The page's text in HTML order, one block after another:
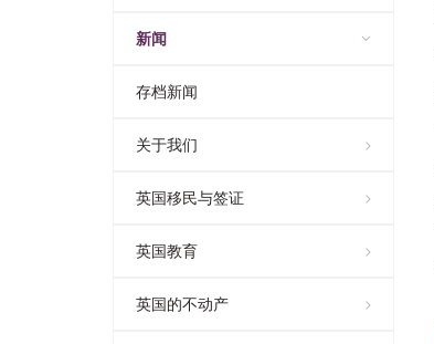
新闻
存档新闻
关于我们
英国移民与签证
英国教育
英国的不动产